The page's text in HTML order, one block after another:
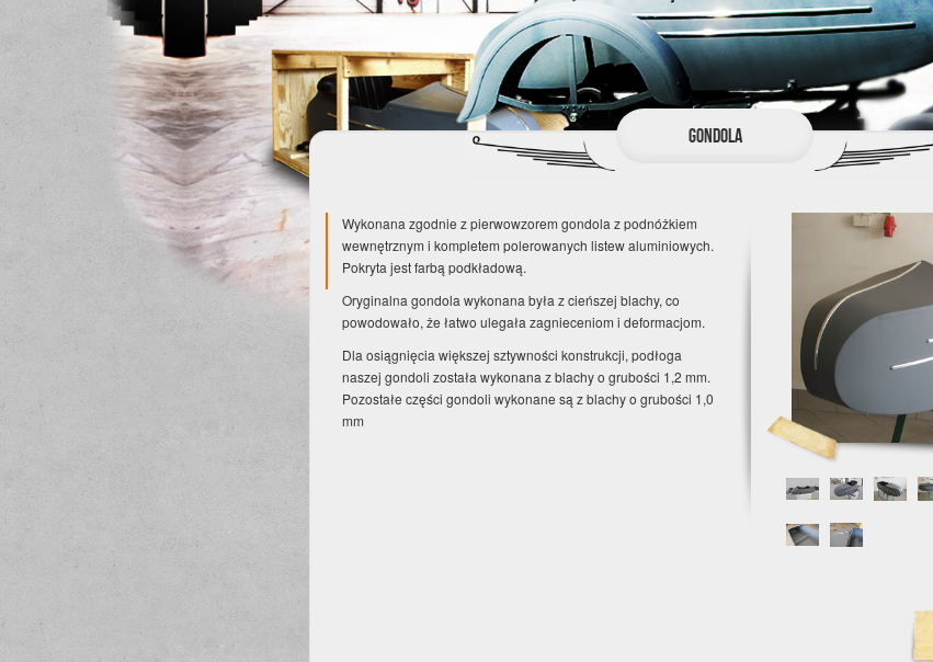
Gondola
Wykonana zgodnie z pierwowzorem gondola z podnóżkiem
wewnętrznym i kompletem polerowanych listew aluminiowych.
Pokryta jest farbą podkładową.
Oryginalna gondola wykonana była z cieńszej blachy, co
powodowało, że łatwo ulegała zagnieceniom i deformacjom.
Dla osiągnięcia większej sztywności konstrukcji, podłoga
naszej gondoli została wykonana z blachy o grubości 1,2 mm.
Pozostałe części gondoli wykonane są z blachy o grubości 1,0
mm